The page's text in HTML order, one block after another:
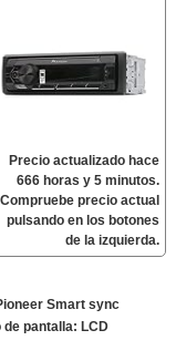
Precio actualizado hace
666 horas y 5 minutos.
Compruebe precio actual
pulsando en los botones
de la izquierda.
Smart sync
pantalla: LCD